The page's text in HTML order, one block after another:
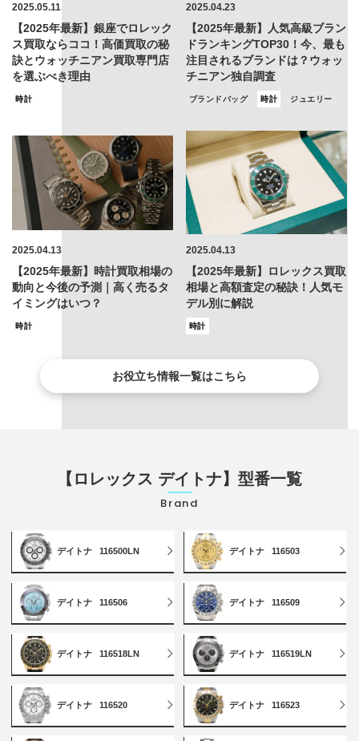
2025.05.11
【2025年最新】銀座でロレック
ス買取ならココ！高価買取の秘
訣とウォッチニアン買取専門店
を選ぶべき理由
時計
2025.04.23
【2025年最新】人気高級ブラン
ドランキングTOP30！今、最も
注目されるブランドは？ウォッ
チニアン独自調査
ブランドバッグ 時計 ジュエリー
2025.04.13
【2025年最新】時計買取相場の
動向と今後の予測｜高く売るタ
イミングはいつ？
時計
2025.04.13
【2025年最新】ロレックス買取
相場と高額査定の秘訣！人気モ
デル別に解説
時計
お役立ち情報一覧はこちら
【ロレックス デイトナ】型番一覧
Brand
デイトナ 116500LN デイトナ 116503
デイトナ 116506 デイトナ 116509
デイトナ 116518LN デイトナ 116519LN
デイトナ 116520 デイトナ 116523